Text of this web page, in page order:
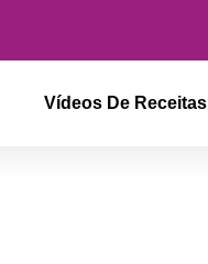
Vídeos De Receitas